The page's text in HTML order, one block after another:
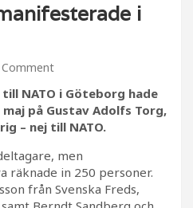
i
Comment
NATO i Göteborg hade
på Gustav Adolfs Torg,
– nej till NATO.
men
räknade in 250 personer.
från Svenska Freds,